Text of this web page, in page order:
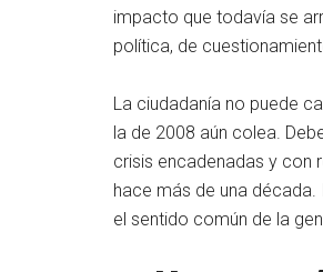
impacto que todavía se
política, de
La ciudadanía no puede
la de 2008 aún colea.
crisis encadenadas y con
hace más de una
el sentido común de la